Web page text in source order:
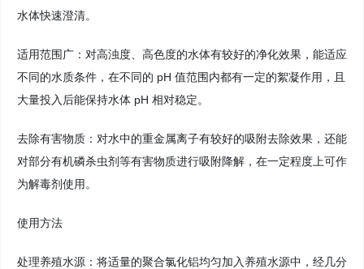
水体快速澄清。
适用范围广：对高浊度、高色度的水体有较好的净化效果，能适应
不同的水质条件，在不同的 pH 值范围内都有一定的絮凝作用，且
大量投入后能保持水体 pH 相对稳定。
去除有害物质：对水中的重金属离子有较好的吸附去除效果，还能
对部分有机磷杀虫剂等有害物质进行吸附降解，在一定程度上可作
为解毒剂使用。
使用方法
处理养殖水源：将适量的聚合氯化铝均匀加入养殖水源中，经几分